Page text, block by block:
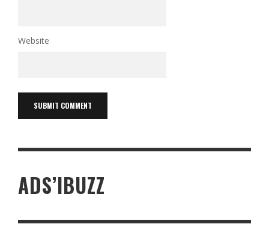
Website
ADS’IBUZZ